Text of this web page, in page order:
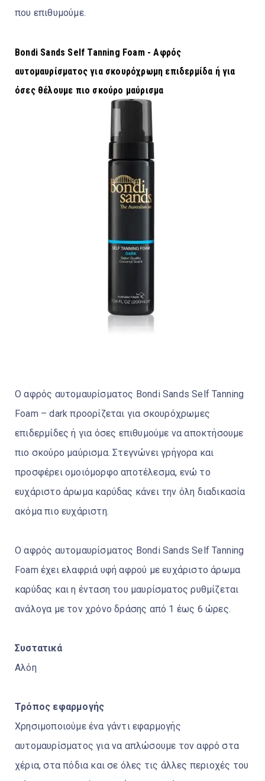
που επιθυμούμε.
Bondi Sands Self Tanning Foam - Αφρός
αυτομαυρίσματος για σκουρόχρωμη επιδερμίδα ή για
όσες θέλουμε πιο σκούρο μαύρισμα
Ο αφρός αυτομαυρίσματος Bondi Sands Self Tanning
Foam – dark προορίζεται για σκουρόχρωμες
επιδερμίδες ή για όσες επιθυμούμε να αποκτήσουμε
πιο σκούρο μαύρισμα. Στεγνώνει γρήγορα και
προσφέρει ομοιόμορφο αποτέλεσμα, ενώ το
ευχάριστο άρωμα καρύδας κάνει την όλη διαδικασία
ακόμα πιο ευχάριστη.
Ο αφρός αυτομαυρίσματος Bondi Sands Self Tanning
Foam έχει ελαφριά υφή αφρού με ευχάριστο άρωμα
καρύδας και η ένταση του μαυρίσματος ρυθμίζεται
ανάλογα με τον χρόνο δράσης από 1 έως 6 ώρες.
Συστατικά
Αλόη
Τρόπος εφαρμογής
Χρησιμοποιούμε ένα γάντι εφαρμογής
αυτομαυρίσματος για να απλώσουμε τον αφρό στα
χέρια, στα πόδια και σε όλες τις άλλες περιοχές του